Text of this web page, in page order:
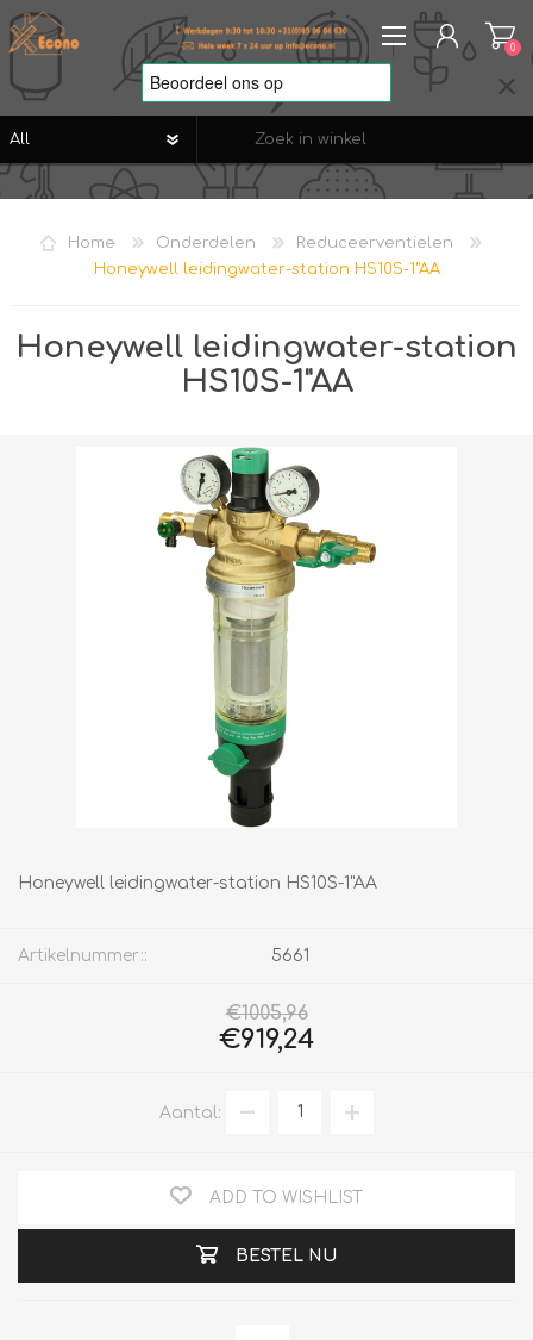
REGISTREREN
VERLANGLIJST
0
Home Onderdelen
Reduceerventielen
Honeywell leidingwater-station HS10S-1"AA
Honeywell leidingwater-station
HS10S-1"AA
Honeywell leidingwater-station HS10S-1"AA
Artikelnummer:: 5661
€1005,96
€919,24
Aantal:
ADD TO WISHLIST
BESTEL NU